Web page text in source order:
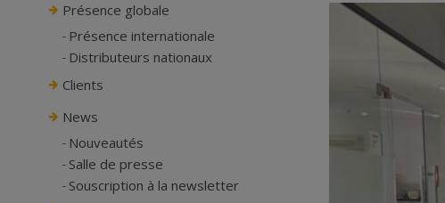
Présence globale
Présence internationale
Distributeurs nationaux
Clients
News
Nouveautés
Salle de presse
Souscription à la newsletter